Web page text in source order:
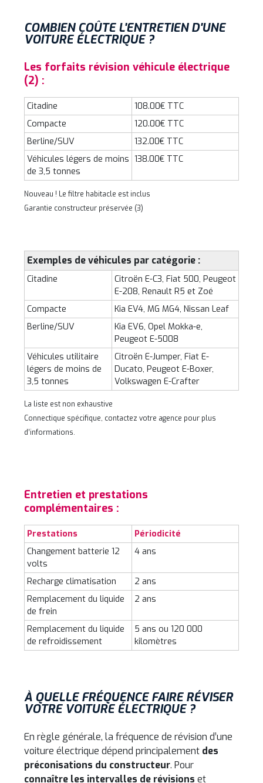
COMBIEN COÛTE L'ENTRETIEN D'UNE
VOITURE ÉLECTRIQUE ?
Les forfaits révision véhicule électrique
(2) :
Citadine
108.00€ TTC
Compacte
120.00€ TTC
Berline/SUV
132.00€ TTC
Véhicules légers de moins
de 3,5 tonnes
138.00€ TTC
Nouveau ! Le filtre habitacle est inclus
Garantie constructeur préservée (3)
Exemples de véhicules par catégorie :
Citadine
Citroën E-C3, Fiat 500, Peugeot
E-208, Renault R5 et Zoé
Compacte
Kia EV4, MG MG4, Nissan Leaf
Berline/SUV
Kia EV6, Opel Mokka-e,
Peugeot E-5008
Véhicules utilitaire
légers de moins de
3,5 tonnes
Citroën E-Jumper, Fiat E-
Ducato, Peugeot E-Boxer,
Volkswagen E-Crafter
La liste est non exhaustive
Connectique spécifique, contactez votre agence pour plus
d’informations.
Entretien et prestations
complémentaires :
Prestations
Périodicité
Changement batterie 12
volts
4 ans
Recharge climatisation
2 ans
Remplacement du liquide
de frein
2 ans
Remplacement du liquide
de refroidissement
5 ans ou 120 000
kilomètres
À QUELLE FRÉQUENCE FAIRE RÉVISER
VOTRE VOITURE ÉLECTRIQUE ?
En règle générale, la fréquence de révision d’une
voiture électrique dépend principalement des
préconisations du constructeur. Pour
connaître les intervalles de révisions et